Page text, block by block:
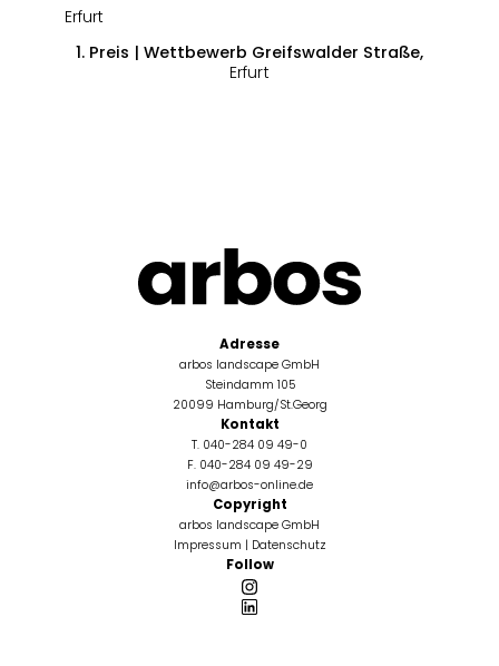
1. Preis | Wettbewerb Greifswalder Straße,
Erfurt
Adresse
arbos landscape GmbH
Steindamm 105
20099 Hamburg/St.Georg
Kontakt
T. 040-284 09 49-0
F. 040-284 09 49-29
info@arbos-online.de
Copyright
arbos landscape GmbH
Impressum | Datenschutz
Follow